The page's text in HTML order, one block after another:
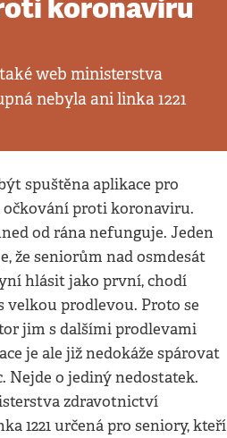
koronaviru
web ministerstva
nebyla ani linka 1221
spuštěna aplikace pro
očkování proti koronaviru.
od rána nefunguje. Jeden
že seniorům nad osmdesát
hlásit jako první, chodí
velkou prodlevou. Proto se
jim s dalšími prodlevami
je ale již nedokáže spárovat
Nejde o jediný nedostatek.
zdravotnictví
1221 určená pro seniory, kteří